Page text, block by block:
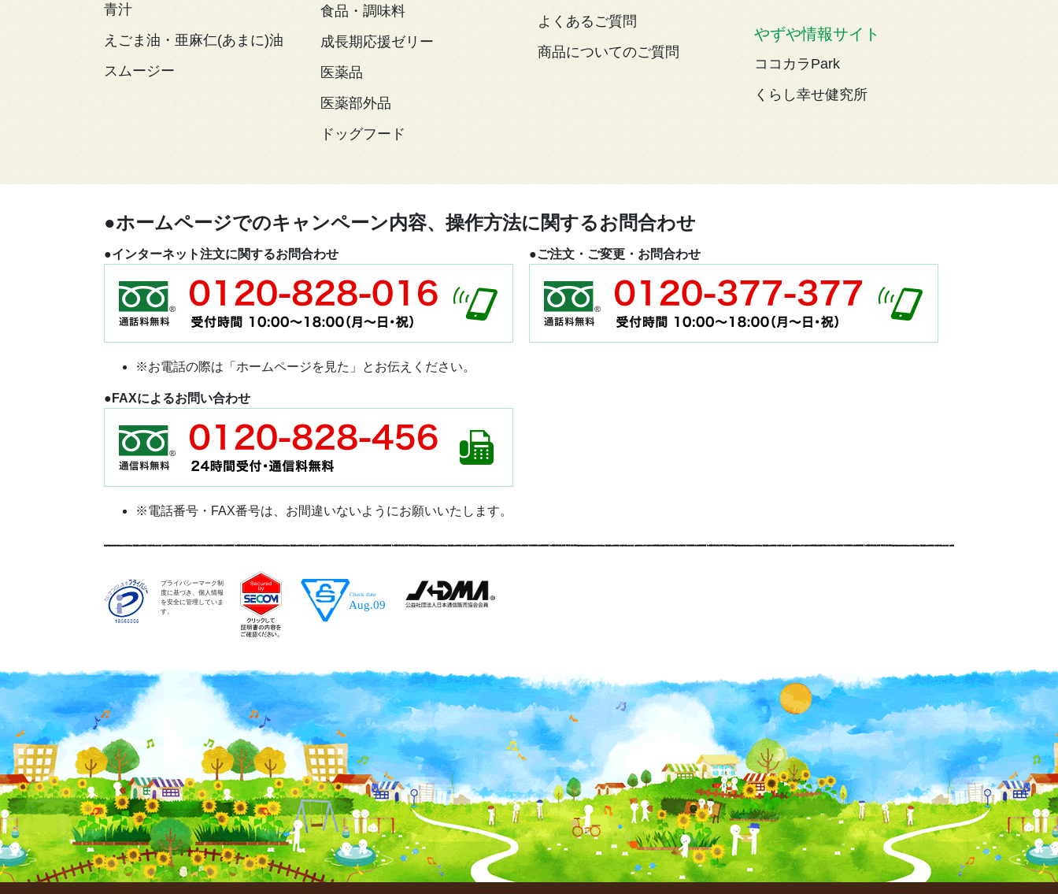
青汁
えごま油・亜麻仁(あまに)油
スムージー
食品・調味料
成長期応援ゼリー
医薬品
医薬部外品
ドッグフード
よくあるご質問
商品についてのご質問
やずや情報サイト
ココカラPark
くらし幸せ健究所
●ホームページでのキャンペーン内容、操作方法に関するお問合わせ
●インターネット注文に関するお問合わせ ●ご注文・ご変更・お問合わせ
※お電話の際は「ホームページを見た」とお伝えください。
●FAXによるお問い合わせ
※電話番号・FAX番号は、お間違いないようにお願いいたします。
プライバシーマーク制
度に基づき、個人情報
を安全に管理していま
す。